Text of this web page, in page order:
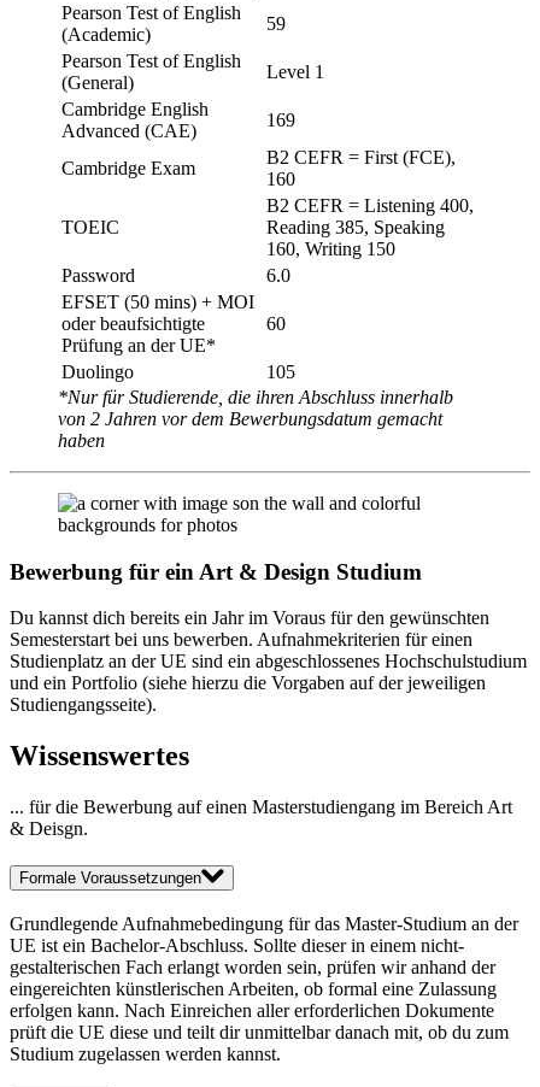
Pearson Test of English
(Academic)
59
Pearson Test of English
(General)
Level 1
Cambridge English
Advanced (CAE)
169
Cambridge Exam
B2 CEFR = First (FCE),
160
TOEIC
B2 CEFR = Listening 400,
Reading 385, Speaking
160, Writing 150
Password
6.0
EFSET (50 mins) + MOI
oder beaufsichtigte
Prüfung an der UE*
60
Duolingo
105
*Nur für Studierende, die ihren Abschluss innerhalb
von 2 Jahren vor dem Bewerbungsdatum gemacht
haben
Bewerbung für ein Art & Design Studium
Du kannst dich bereits ein Jahr im Voraus für den gewünschten
Semesterstart bei uns bewerben. Aufnahmekriterien für einen
Studienplatz an der UE sind ein abgeschlossenes Hochschulstudium
und ein Portfolio (siehe hierzu die Vorgaben auf der jeweiligen
Studiengangsseite).
Wissenswertes
... für die Bewerbung auf einen Masterstudiengang im Bereich Art
& Deisgn.
Formale Voraussetzungen
Grundlegende Aufnahmebedingung für das Master-Studium an der
UE ist ein Bachelor-Abschluss. Sollte dieser in einem nicht-
gestalterischen Fach erlangt worden sein, prüfen wir anhand der
eingereichten künstlerischen Arbeiten, ob formal eine Zulassung
erfolgen kann. Nach Einreichen aller erforderlichen Dokumente
prüft die UE diese und teilt dir unmittelbar danach mit, ob du zum
Studium zugelassen werden kannst.